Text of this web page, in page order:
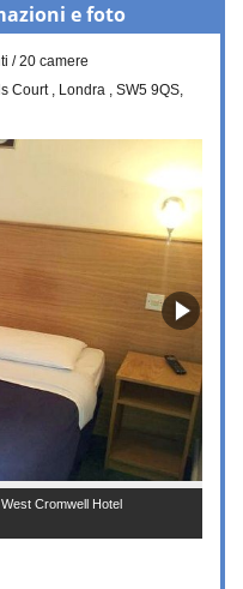
e foto
20 camere
Court Londra
SW5 9QS
Cromwell Hotel